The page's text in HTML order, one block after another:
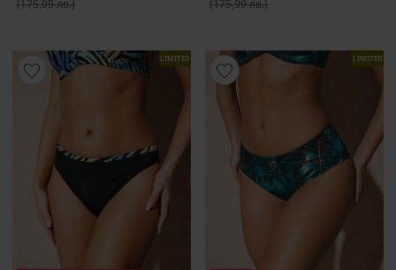
(175,99 лв.)
(175,99 лв.)
LIMITED LIMITED